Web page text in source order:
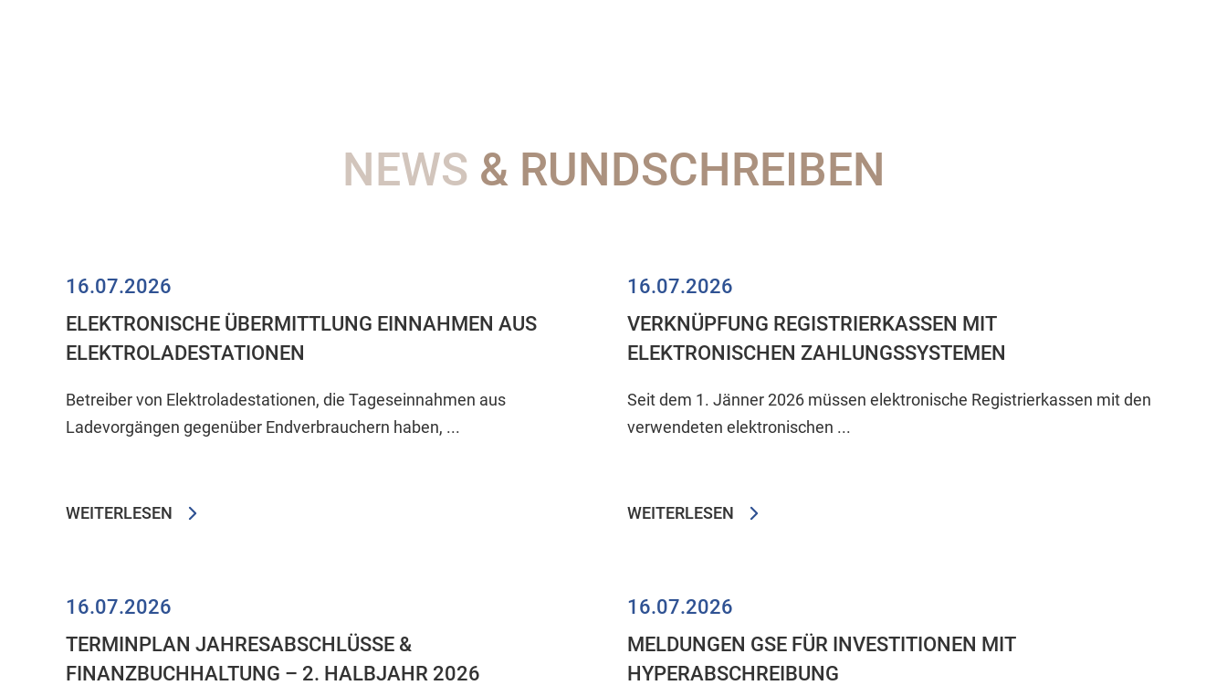
NEWS & RUNDSCHREIBEN
16.07.2026
ELEKTRONISCHE ÜBERMITTLUNG EINNAHMEN AUS
ELEKTROLADESTATIONEN
Betreiber von Elektroladestationen, die Tageseinnahmen aus
Ladevorgängen gegenüber Endverbrauchern haben, ...
WEITERLESEN
16.07.2026
VERKNÜPFUNG REGISTRIERKASSEN MIT
ELEKTRONISCHEN ZAHLUNGSSYSTEMEN
Seit dem 1. Jänner 2026 müssen elektronische Registrierkassen mit den
verwendeten elektronischen ...
WEITERLESEN
16.07.2026
TERMINPLAN JAHRESABSCHLÜSSE &
FINANZBUCHHALTUNG – 2. HALBJAHR 2026
16.07.2026
MELDUNGEN GSE FÜR INVESTITIONEN MIT
HYPERABSCHREIBUNG